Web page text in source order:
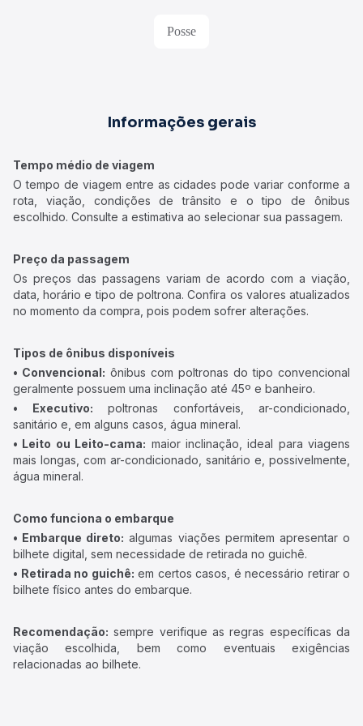
Posse
Informações gerais
Tempo médio de viagem
O tempo de viagem entre as cidades pode variar conforme a
rota, viação, condições de trânsito e o tipo de ônibus
escolhido. Consulte a estimativa ao selecionar sua passagem.
Preço da passagem
Os preços das passagens variam de acordo com a viação,
data, horário e tipo de poltrona. Confira os valores atualizados
no momento da compra, pois podem sofrer alterações.
Tipos de ônibus disponíveis
• Convencional: ônibus com poltronas do tipo convencional
geralmente possuem uma inclinação até 45º e banheiro.
• Executivo: poltronas confortáveis, ar-condicionado,
sanitário e, em alguns casos, água mineral.
• Leito ou Leito-cama: maior inclinação, ideal para viagens
mais longas, com ar-condicionado, sanitário e, possivelmente,
água mineral.
Como funciona o embarque
• Embarque direto: algumas viações permitem apresentar o
bilhete digital, sem necessidade de retirada no guichê.
• Retirada no guichê: em certos casos, é necessário retirar o
bilhete físico antes do embarque.
Recomendação: sempre verifique as regras específicas da
viação escolhida, bem como eventuais exigências
relacionadas ao bilhete.